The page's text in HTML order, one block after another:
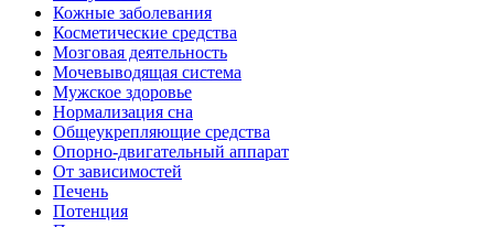
Кожные заболевания
Косметические средства
Мозговая деятельность
Мочевыводящая система
Мужское здоровье
Нормализация сна
Общеукрепляющие средства
Опорно-двигательный аппарат
От зависимостей
Печень
Потенция